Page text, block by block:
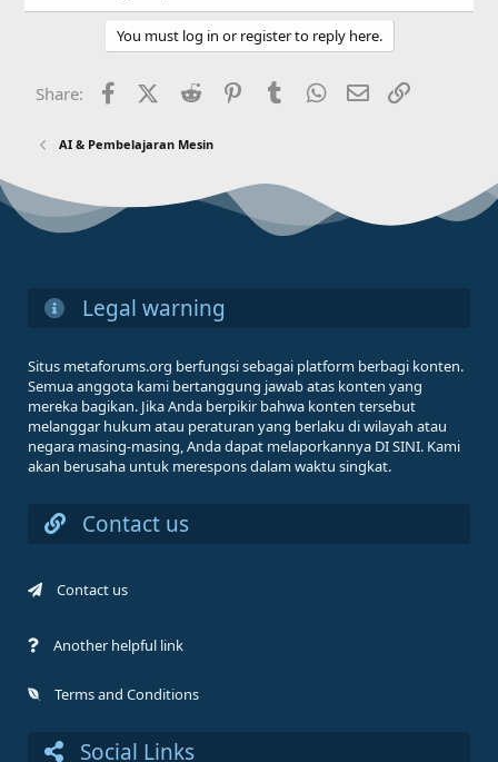
You must log in or register to reply here.
Share: FacebookX (Twitter)
Reddit PinterestTumblr WhatsApp
Email
AI & Pembelajaran Mesin
Legal warning
Situs metaforums.org berfungsi sebagai platform berbagi konten.
Semua anggota kami bertanggung jawab atas konten yang
mereka bagikan. Jika Anda berpikir bahwa konten tersebut
melanggar hukum atau peraturan yang berlaku di wilayah atau
negara masing-masing, Anda dapat melaporkannya DI SINI. Kami
akan berusaha untuk merespons dalam waktu singkat.
Contact us
Contact us
Another helpful link
Terms and Conditions
Social Links